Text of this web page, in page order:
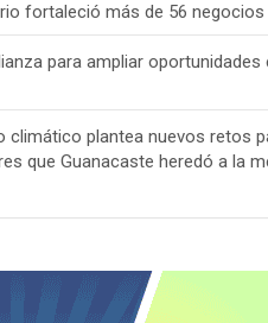
fortaleció más de 56 negocios
para ampliar oportunidades
climático plantea nuevos retos
que Guanacaste heredó a la